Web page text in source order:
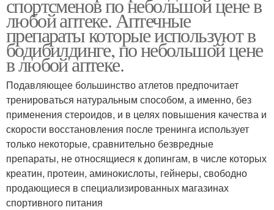
любой аптеке. Аптечные
препараты которые используют в
бодибилдинге, по небольшой цене
в любой аптеке.
Подавляющее большинство атлетов предпочитает
тренироваться натуральным способом, а именно, без
применения стероидов, и в целях повышения качества и
скорости восстановления после тренинга использует
только некоторые, сравнительно безвредные
препараты, не относящиеся к допингам, в числе которых
креатин, протеин, аминокислоты, гейнеры, свободно
продающиеся в специализированных магазинах
спортивного питания